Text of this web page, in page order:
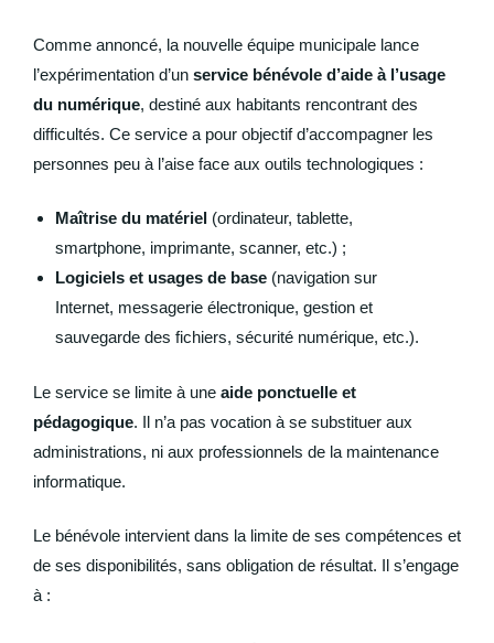
Comme annoncé, la nouvelle équipe municipale lance
l’expérimentation d’un service bénévole d’aide à l’usage
du numérique, destiné aux habitants rencontrant des
difficultés. Ce service a pour objectif d’accompagner les
personnes peu à l’aise face aux outils technologiques :
Maîtrise du matériel (ordinateur, tablette,
smartphone, imprimante, scanner, etc.) ;
Logiciels et usages de base (navigation sur
Internet, messagerie électronique, gestion et
sauvegarde des fichiers, sécurité numérique, etc.).
Le service se limite à une aide ponctuelle et
pédagogique. Il n’a pas vocation à se substituer aux
administrations, ni aux professionnels de la maintenance
informatique.
Le bénévole intervient dans la limite de ses compétences et
de ses disponibilités, sans obligation de résultat. Il s’engage
à :